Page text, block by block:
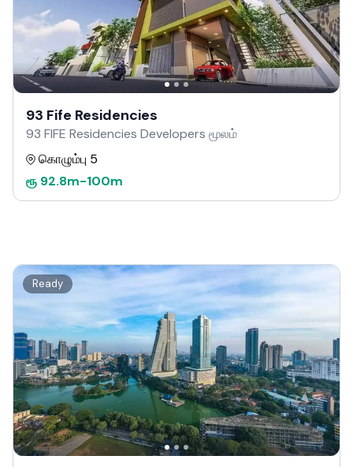
93 Fife Residencies
93 FIFE Residencies Developers மூலம்
கொழும்பு 5
ரூ 92.8m-100m
Ready